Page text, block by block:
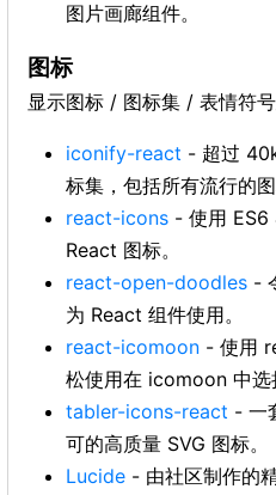
图片画廊组件。
图标
显示图标 / 图标集 / 表情符号_
iconify-react - 超过
标集，包括所有流行的
react-icons - 使用 ES6
React 图标。
react-open-doodles -
为 React 组件使用。
react-icomoon - 使用
松使用在 icomoon 中选
tabler-icons-react - 一
可的高质量 SVG 图标。
Lucide - 由社区制作的